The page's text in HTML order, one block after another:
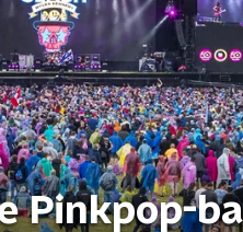
Pinkpop-